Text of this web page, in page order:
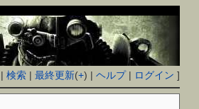
|検索 |最終更新(+) |ヘルプ| ログイン ]